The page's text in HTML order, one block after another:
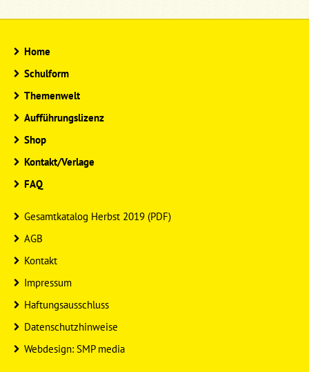
Home
Schulform
Themenwelt
Aufführungslizenz
Shop
Kontakt/Verlage
FAQ
Gesamtkatalog Herbst 2019 (PDF)
AGB
Kontakt
Impressum
Haftungsausschluss
Datenschutzhinweise
Webdesign: SMP media